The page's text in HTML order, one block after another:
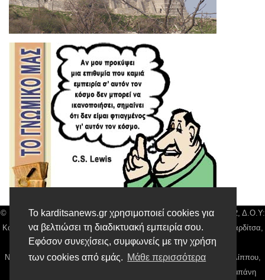
Το karditsanews.gr χρησιμοποιεί cookies για
να βελτιώσει τη διαδικτυακή εμπειρία σου.
Εφόσον συνεχίσεις, συμφωνείς με την χρήση
των cookies από εμάς. Μάθε περισσότερα
© Karditsa News | Διακριτικός Τίτλος: Orion Media, ΑΦΜ: 043750542, Δ.Ο.Υ:
Καρδίτσας, Αρ. Γεμή: 018804431000, Δ/νση: Διάκου 10 τ.κ 43132 Καρδίτσα,
Τηλ: 24410 42500, email:news@karditsanews.gr.
Νόμιμος Εκπρόσωπος, Ιδιοκτήτης και Διαχειριστής: Παναγιώτης Φιλίππου,
Διευθύντρια: Γιαννουσά Βασιλική, Διευθύντιρα Σύνταξης: Μπαλαμπάνη